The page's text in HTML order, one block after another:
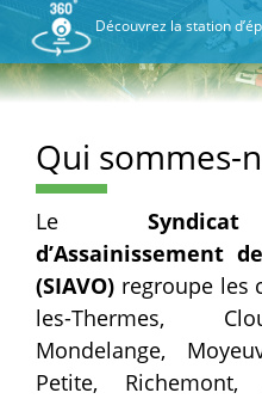
Découvrez la station
Qui sommes-
Le
d’Assainissement
(SIAVO) regroupe les
les-Thermes,
Mondelange,
Petite, Richemont,